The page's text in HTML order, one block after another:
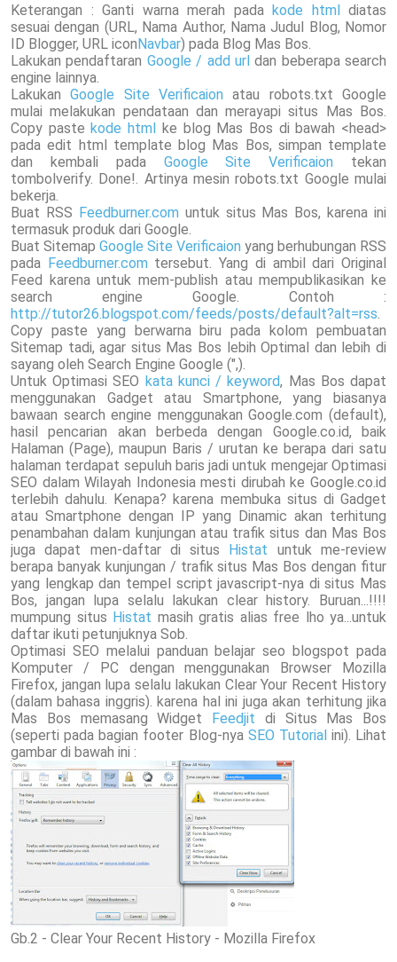
Keterangan : Ganti warna merah pada kode htmldiatas
sesuai dengan (URL, Nama Author, Nama Judul Blog, Nomor
ID Blogger, URL iconNavbar) pada Blog Mas Bos.
Lakukan pendaftaran Google / add urldan beberapa search
engine lainnya.
LakukanGoogle Site Verificaion atau robots.txt Google
mulai melakukan pendataan dan merayapi situs Mas Bos.
Copy pastekode html ke blog Mas Bos di bawah <head>
pada edit html template blog Mas Bos, simpan template
dan kembali pada Google Site Verificaion tekan
tombolverify. Done!. Artinya mesin robots.txt Google mulai
bekerja.
Buat RSS Feedburner.com untuk situs Mas Bos, karena ini
termasuk produk dari Google.
Buat Sitemap Google Site Verificaion yang berhubungan RSS
pada Feedburner.com tersebut. Yang di ambil dari Original
Feed karena untuk mem-publish atau mempublikasikan ke
search engine Google. Contoh :
http://tutor26.blogspot.com/feeds/posts/default?alt=rss
Copy paste yang berwarna biru pada kolom pembuatan
Sitemap tadi, agar situs Mas Bos lebih Optimal dan lebih di
sayang oleh Search Engine Google (",).
Untuk Optimasi SEO kata kunci / keyword, Mas Bos dapat
menggunakan Gadget atau Smartphone, yang biasanya
bawaan search engine menggunakan Google.com (default),
hasil pencarian akan berbeda dengan Google.co.id, baik
Halaman (Page), maupun Baris / urutan ke berapa dari satu
halaman terdapat sepuluh baris jadi untuk mengejar Optimasi
SEO dalam Wilayah Indonesia mesti dirubah ke Google.co.id
terlebih dahulu. Kenapa? karena membuka situs di Gadget
atau Smartphone dengan IP yang Dinamic akan terhitung
penambahan dalam kunjungan atau trafik situs dan Mas Bos
juga dapat men-daftar di situs Histat untuk me-review
berapa banyak kunjungan / trafik situs Mas Bos dengan fitur
yang lengkap dan tempel script javascript-nya di situs Mas
Bos, jangan lupa selalu lakukan clear history. Buruan...!!!!
mumpung situs Histat masih gratis alias free lho ya...untuk
daftar ikuti petunjuknya Sob.
Optimasi SEO melalui panduan belajar seo blogspot pada
Komputer / PC dengan menggunakan Browser Mozilla
Firefox, jangan lupa selalu lakukan Clear Your Recent History
(dalam bahasa inggris). karena hal ini juga akan terhitung jika
Mas Bos memasang Widget Feedjit di Situs Mas Bos
(seperti pada bagian footer Blog-nya SEO Tutorialini). Lihat
gambar di bawah ini :
Gb.2 - Clear Your Recent History - Mozilla Firefox